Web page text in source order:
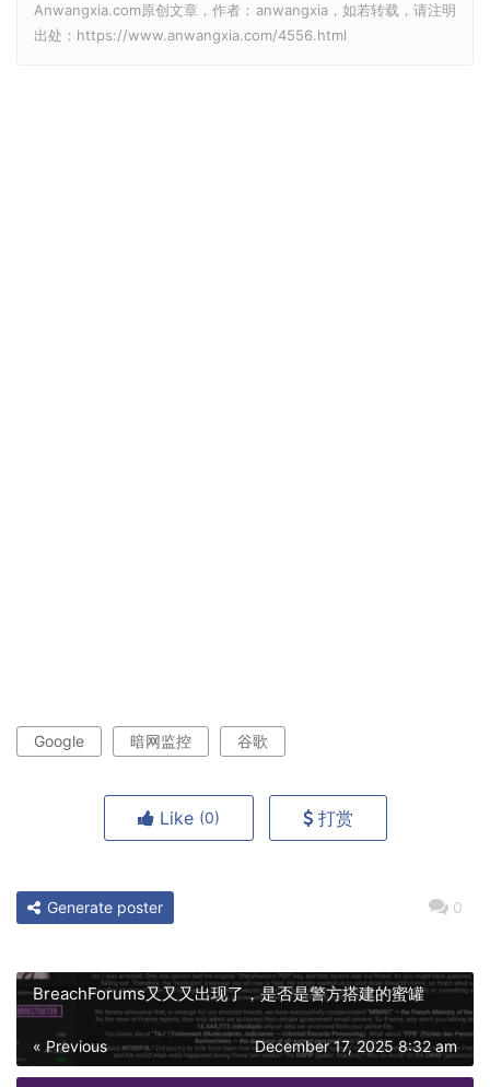
Anwangxia.com原创文章，作者：anwangxia，如若转载，请注明
出处：https://www.anwangxia.com/4556.html
Google 暗网监控 谷歌
Like (0) 打赏
0
Generate poster
BreachForums又又又出现了，是否是警方搭建的蜜罐
« Previous December 17, 2025 8:32 am